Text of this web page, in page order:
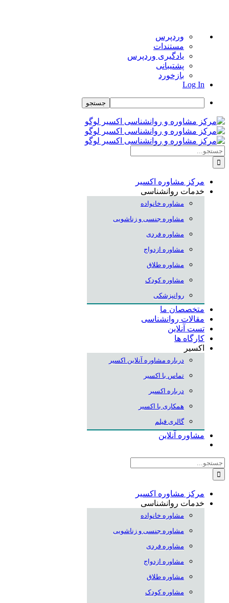
درباره
وردپرس
وردپرس
مستندات
یادگیری وردپرس
پشتیبانی
بازخورد
Log In
جستجو
Skip
to
content
جستجو
برای:
مرکز مشاوره اکسیر
خدمات روانشناسی
مشاوره خانواده
مشاوره جنسی و زناشویی
مشاوره فردی
مشاوره ازدواج
مشاوره طلاق
مشاوره کودک
روانپزشکی
متخصصان ما
مقالات روانشناسی
تست آنلاین
کارگاه ها
اکسیر
درباره مشاوره آنلاین اکسیر
تماس با اکسیر
درباره اکسیر
همکاری با اکسیر
گالری فیلم
مشاوره آنلاین
جستجو
برای:
مرکز مشاوره اکسیر
خدمات روانشناسی
مشاوره خانواده
مشاوره جنسی و زناشویی
مشاوره فردی
مشاوره ازدواج
مشاوره طلاق
مشاوره کودک